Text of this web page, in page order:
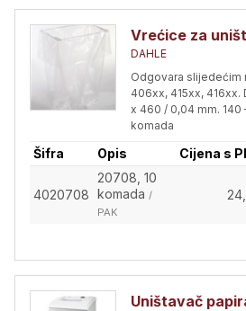
Vrećice za
DAHLE
Odgovara slijedećim
406xx, 415xx, 416xx.
x 460 / 0,04 mm. 140
komada
Šifra Opis Cijena s
4020708
20708, 10
komada /
PAK
Uništavač